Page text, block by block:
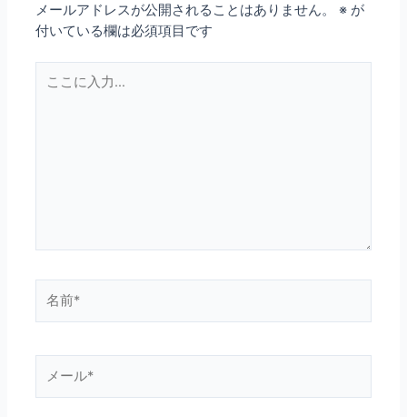
メールアドレスが公開されることはありません。 ※ が
付いている欄は必須項目です
こ
前
ー